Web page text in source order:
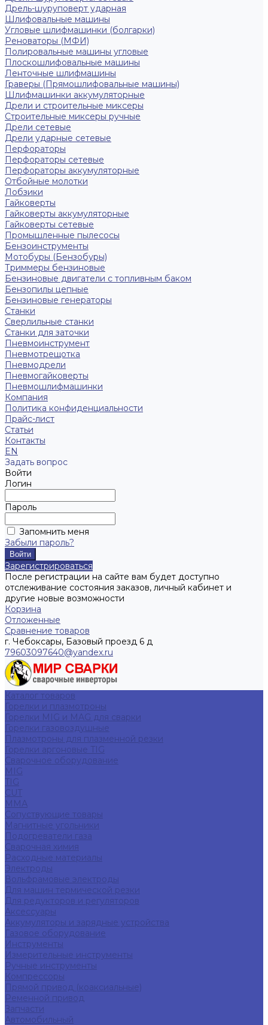
Дрель-шуруповерт ударная
Шлифовальные машины
Угловые шлифмашинки (болгарки)
Реноваторы (МФИ)
Полировальные машины угловые
Плоскошлифовальные машины
Ленточные шлифмашины
Граверы (Прямошлифовальные машины)
Шлифмашинки аккумуляторные
Дрели и строительные миксеры
Строительные миксеры ручные
Дрели сетевые
Дрели ударные сетевые
Перфораторы
Перфораторы сетевые
Перфораторы аккумуляторные
Отбойные молотки
Лобзики
Гайковерты
Гайковерты аккумуляторные
Гайковерты сетевые
Промышленные пылесосы
Бензоинструменты
Мотобуры (Бензобуры)
Триммеры бензиновые
Бензиновые двигатели с топливным баком
Бензопилы цепные
Бензиновые генераторы
Станки
Сверлильные станки
Станки для заточки
Пневмоинструмент
Пневмотрещотка
Пневмодрели
Пневмогайковерты
Пневмошлифмашинки
Компания
Политика конфиденциальности
Прайс-лист
Статьи
Контакты
EN
Задать вопрос
Войти
Логин
Пароль
Запомнить меня
Забыли пароль?
Зарегистрироваться
После регистрации на сайте вам будет доступно
отслеживание состояния заказов, личный кабинет и
другие новые возможности
Корзина
Отложенные
Сравнение товаров
г. Чебоксары, Базовый проезд 6 д
79603097640@yandex.ru
Каталог товаров
Горелки и плазмотроны
Горелки MIG и MAG для сварки
Горелки газовоздушные
Плазмотроны для плазменной резки
Горелки аргоновые TIG
Сварочное оборудование
MIG
TIG
CUT
ММА
Сопуствующие товары
Магнитные угольники
Подогреватели газа
Сварочная химия
Расходные материалы
Электроды
Вольфрамовые электроды
Для машин термической резки
Для редукторов и регуляторов
Аксессуары
Аккумуляторы и зарядные устройства
Газовое оборудование
Инструменты
Измерительные инструменты
Ручные инструменты
Компрессоры
Прямой привод (коаксиальные)
Ременной привод
Запчасти
Автомобильный